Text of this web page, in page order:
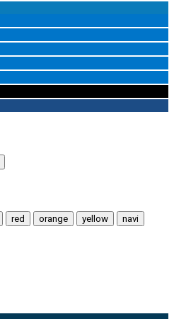
red orange yellow
navi